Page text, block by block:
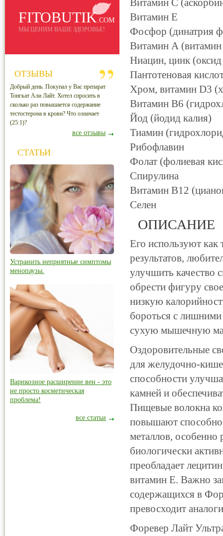
Витамин С
Витамин Е
Фосфор (динатрия
Витамин А (витамин
Ниацин, цинк
Пантотеновая
Хром, витамин D3
Витамин В6
Йод (йодид калия)
Тиамин
Рибофлавин
Фолат (фолиевая
Спирулина
Витамин В12
Селен
ОПИСАНИЕ
Его используют
результатов,
улучшить качество
обрести фигуру
низкую
бороться с
сухую мышечную
Оздоровительные
для желудочно-
способности
камней и
Пищевые волокна
повышают
металлов, особенно
биологически
преобладает
витамин Е. Важно
содержащихся в
превосходит
Форевер Лайт
FITOBUTIK.COM
МЫ ЦЕНИМ ВАШЕ ЗДОРОВЬЕ!
ОТЗЫВЫ
Добрый день. Покупал у Вас препарат
Тонгкат Али Лайт. Хотел спросить в
сколько раз повышается содержание
тестостерона в крови? Что означает
(25:1)?
все отзывы
СТАТЬИ
Устранить неприятные симптомы
менопаузы.
Варикозное расширение вен - это
не просто косметическая
проблема!
все статьи